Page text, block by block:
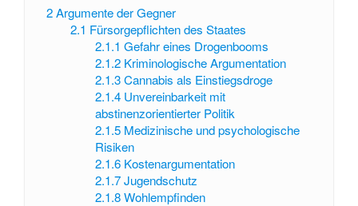
2Argumente der Gegner
2.1 Fürsorgepflichten des Staates
2.1.1 Gefahr eines Drogenbooms
2.1.2 Kriminologische Argumentation
2.1.3 Cannabis als Einstiegsdroge
2.1.4 Unvereinbarkeit mit
abstinenzorientierter Politik
2.1.5 Medizinische und psychologische
Risiken
2.1.6 Kostenargumentation
2.1.7 Jugendschutz
2.1.8 Wohlempfinden